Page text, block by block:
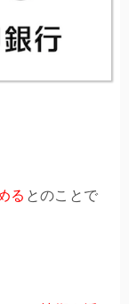
る とのことで